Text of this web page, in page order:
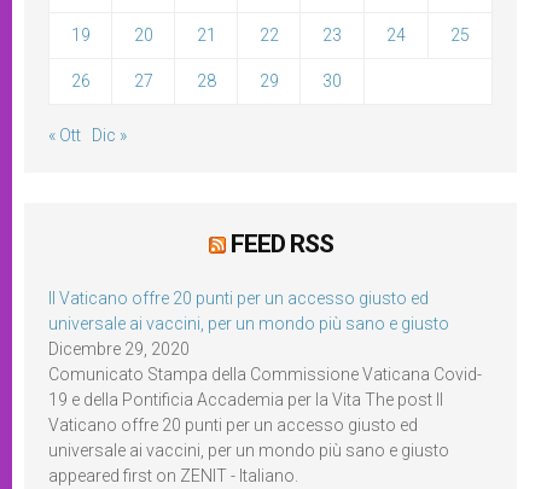
19 20 21 22 23 24 25
26 27 28 29 30
« Ott Dic »
FEED RSS
Il Vaticano offre 20 punti per un accesso giusto ed
universale ai vaccini, per un mondo più sano e giusto
Dicembre 29, 2020
Comunicato Stampa della Commissione Vaticana Covid-
19 e della Pontificia Accademia per la Vita The post Il
Vaticano offre 20 punti per un accesso giusto ed
universale ai vaccini, per un mondo più sano e giusto
appeared first on ZENIT - Italiano.